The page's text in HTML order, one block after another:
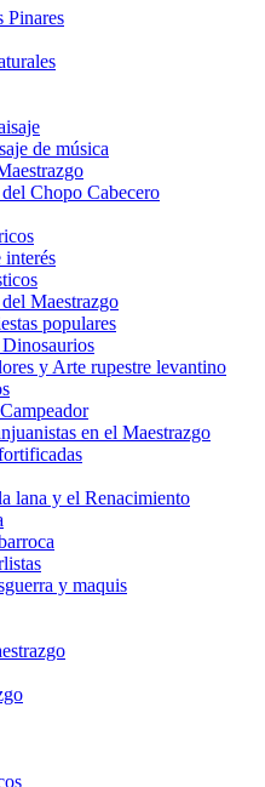
Pinares
de música
Chopo Cabecero
interés
Maestrazgo
populares
y Arte rupestre levantino
en el Maestrazgo
lana y el Renacimiento
y maquis